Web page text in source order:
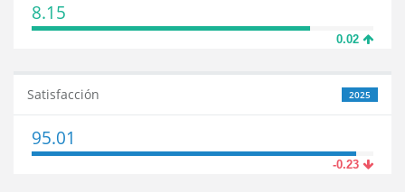
8.15
0.02
2025
Satisfacción
95.01
-0.23